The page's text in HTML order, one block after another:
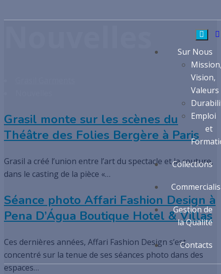
Sur Nous
Vision,
Valeurs
Emploi
et
Collections
Gestion de
la Qualité
Contacts
Grasil monte sur les scènes du
Théâtre des Folies Bergère à Paris
Grasil a créé l’union entre l’art du spectacle et la couture,
dans le casting de la pièce «…
Séance photo Affari Fashion Design à
Pena D’Água Boutique Hotel & Villas
Ces dernières années, Affari Fashion Design s’est
concentré sur la tenue de ses séances photo dans des
espaces…